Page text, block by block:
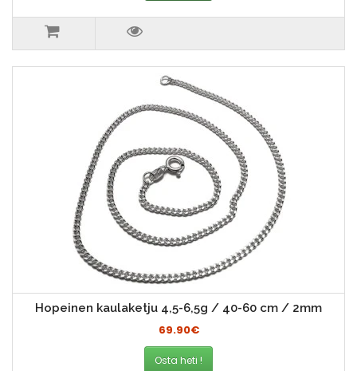
Hopeinen kaulaketju 4,5-6,5g / 40-60 cm / 2mm
69.90€
Osta heti !